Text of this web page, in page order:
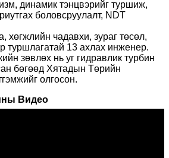
динамик тэнцвэрийг туршиж,
боловсруулалт, NDT
хөгжлийн чадавхи, зураг төсөл,
туршлагатай 13 ахлах инженер.
зөвлөх нь уг гидравлик турбин
бөгөөд Хятадын Төрийн
олгосон.
Видео